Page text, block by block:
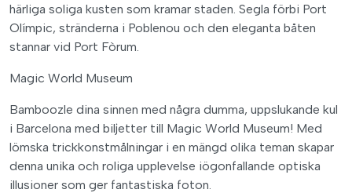
härliga soliga kusten som kramar staden. Segla förbi Port
Olímpic, stränderna i Poblenou och den eleganta båten
stannar vid Port Fòrum.
Magic World Museum
Bamboozle dina sinnen med några dumma, uppslukande kul
i Barcelona med biljetter till Magic World Museum! Med
lömska trickkonstmålningar i en mängd olika teman skapar
denna unika och roliga upplevelse iögonfallande optiska
illusioner som ger fantastiska foton.